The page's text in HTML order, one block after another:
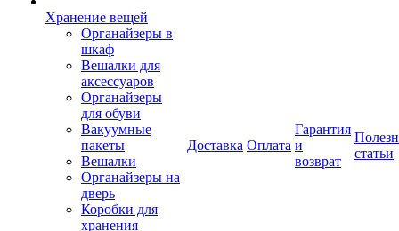
Хранение вещей
Органайзеры в
шкаф
Вешалки для
аксессуаров
Органайзеры
для обуви
Вакуумные
пакеты
Вешалки
Органайзеры на
дверь
Коробки для
хранения
Доставка Оплата
Гарантия
и
возврат
статьи